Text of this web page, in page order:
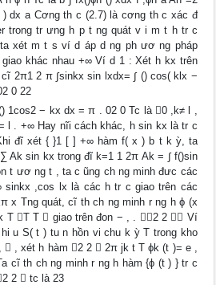
) dx a Cơng th c (2.7) là cơng th c xác đ
trong tr ưng h p t ng quát v i m t h tr c
xét m t s ví d áp d ng ph ươ ng pháp
khác nhau +∞ Ví d 1 : Xét h kx trên
2π1 2 π ∫sinkx sin lxdx= ∫ () cos( klx −
0 22
1cos2 − kx dx = π . 02 0 Tc là 0 ,k≠ l ,
l . +∞ Hay nĩi cách khác, h sin kx là tr c
đĩ xét { }1 [ ] +∞ hàm f( x ) b t k ỳ, ta
Ak sin kx trong đĩ k=1 1 2π Ak = ∫ f()sin
t ươ ng t , ta c ũng ch ng minh đưc các
,cos lx là các h tr c giao trên các
x Tng quát, cĩ th ch ng minh r ng h ϕ (x
T T T  giao trên đon − , . 2 2  Ví
u S( t ) tu n hồn vi chu k ỳ T trong kho
 , xét h hàm 2 2  2π jk t T ϕk (t )= e ,
cĩ th ch ng minh r ng h hàm {ϕ (t ) } tr c
2  tc là 23